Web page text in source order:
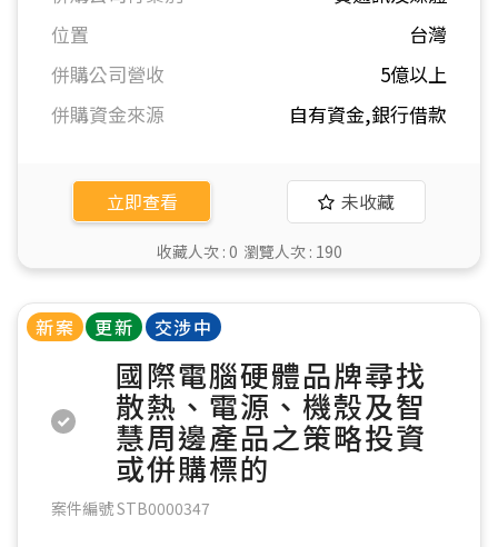
位置
台灣
併購公司營收
5億以上
併購資金來源
自有資金,銀行借款
立即查看 未收藏
收藏人次 : 0 瀏覽人次 : 190
新案 更新 交涉中
國際電腦硬體品牌尋找
散熱、電源、機殼及智
慧周邊產品之策略投資
或併購標的
案件編號 STB0000347